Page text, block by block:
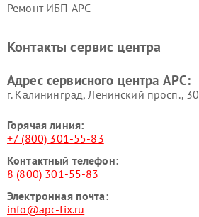
Ремонт ИБП APC
Контакты сервис центра
Адрес сервисного центра APC:
г. Калининград, Ленинский просп., 30
Горячая линия:
+7 (800) 301-55-83
Контактный телефон:
8 (800) 301-55-83
Электронная почта:
info@apc-fix.ru